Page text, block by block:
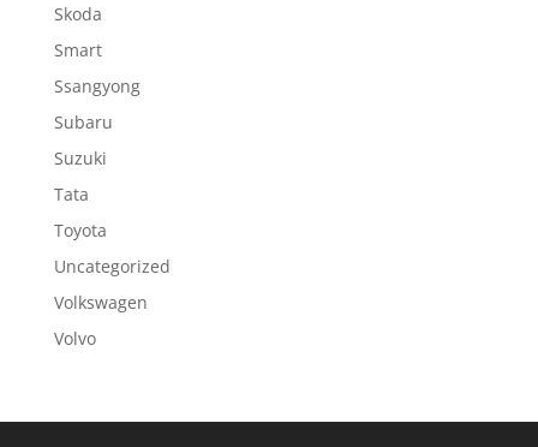
Skoda
Smart
Ssangyong
Subaru
Suzuki
Tata
Toyota
Uncategorized
Volkswagen
Volvo